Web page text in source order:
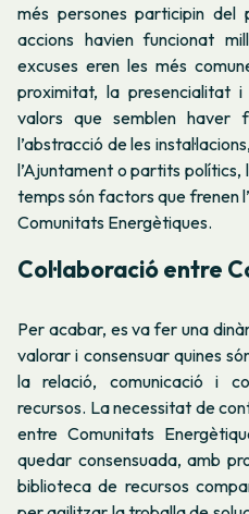
més persones participin del
accions havien funcionat
excuses eren les més
proximitat, la presencialitat
valors que semblen haver
l’abstracció de les
l’Ajuntament o partits
temps són factors que frenen
Comunitats Energètiques.
Col·laboració entre
Per acabar, es va fer una
valorar i consensuar quines
la relació, comunicació i
recursos. La necessitat de
entre Comunitats
quedar consensuada, amb
biblioteca de recursos